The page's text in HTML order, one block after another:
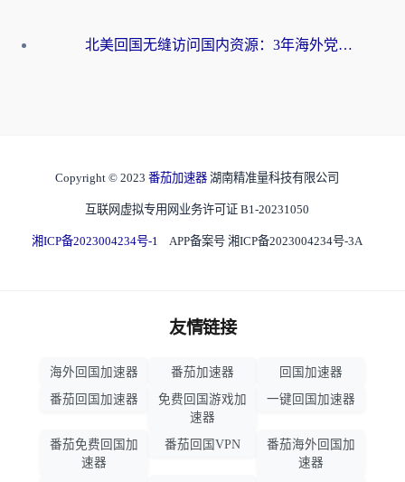
北美回国无缝访问国内资源：3年海外党亲测的加速器选择指南
Copyright © 2023 番茄加速器 湖南精准量科技有限公司
互联网虚拟专用网业务许可证 B1-20231050
湘ICP备2023004234号-1 APP备案号 湘ICP备2023004234号-3A
友情链接
海外回国加速器 番茄加速器
回国加速器
番茄回国加速器
免费回国游戏加
速器
一键回国加速器
番茄免费回国加
速器
番茄回国VPN
番茄海外回国加
速器